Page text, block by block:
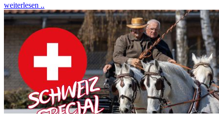
weiterlesen ..